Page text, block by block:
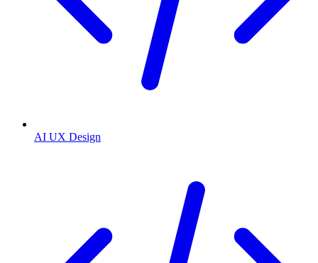
AI UX Design